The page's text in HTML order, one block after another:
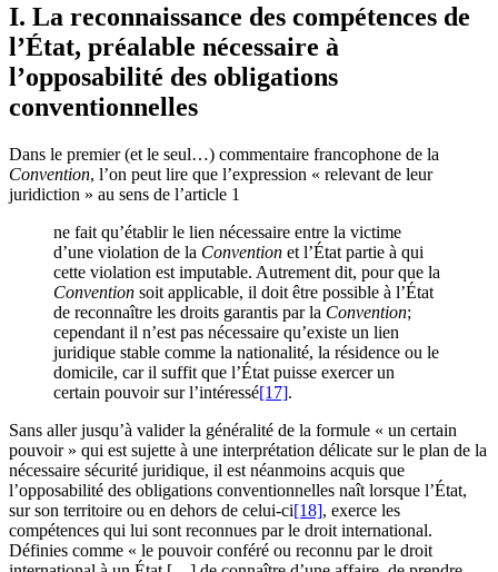
I. La reconnaissance des compétences de
l’État, préalable nécessaire à
l’opposabilité des obligations
conventionnelles
Dans le premier (et le seul…) commentaire francophone de la
Convention, l’on peut lire que l’expression « relevant de leur
juridiction » au sens de l’article 1
ne fait qu’établir le lien nécessaire entre la victime
d’une violation de la Convention et l’État partie à qui
cette violation est imputable. Autrement dit, pour que la
Convention soit applicable, il doit être possible à l’État
de reconnaître les droits garantis par la Convention;
cependant il n’est pas nécessaire qu’existe un lien
juridique stable comme la nationalité, la résidence ou le
domicile, car il suffit que l’État puisse exercer un
certain pouvoir sur l’intéressé[17].
Sans aller jusqu’à valider la généralité de la formule « un certain
pouvoir » qui est sujette à une interprétation délicate sur le plan de la
nécessaire sécurité juridique, il est néanmoins acquis que
l’opposabilité des obligations conventionnelles naît lorsque l’État,
sur son territoire ou en dehors de celui-ci[18], exerce les
compétences qui lui sont reconnues par le droit international.
Définies comme « le pouvoir conféré ou reconnu par le droit